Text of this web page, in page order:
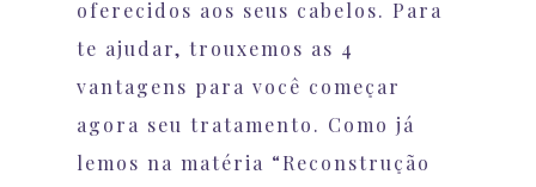
oferecidos aos seus cabelos. Para
te ajudar, trouxemos as 4
vantagens para você começar
agora seu tratamento. Como já
lemos na matéria “Reconstrução